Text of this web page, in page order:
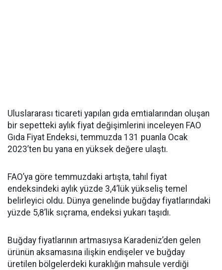
Uluslararası ticareti yapılan gıda emtialarından oluşan
bir sepetteki aylık fiyat değişimlerini inceleyen FAO
Gıda Fiyat Endeksi, temmuzda 131 puanla Ocak
2023’ten bu yana en yüksek değere ulaştı.
FAO’ya göre temmuzdaki artışta, tahıl fiyat
endeksindeki aylık yüzde 3,4’lük yükseliş temel
belirleyici oldu. Dünya genelinde buğday fiyatlarındaki
yüzde 5,8’lik sıçrama, endeksi yukarı taşıdı.
Buğday fiyatlarının artmasıysa Karadeniz’den gelen
ürünün aksamasına ilişkin endişeler ve buğday
üretilen bölgelerdeki kuraklığın mahsule verdiği